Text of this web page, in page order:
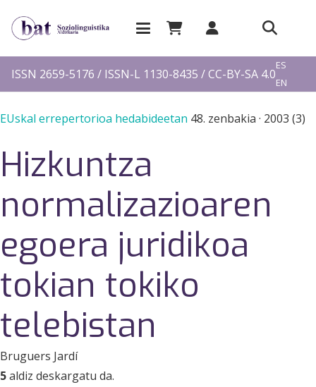
ISSN 2659-5176 / ISSN-L 1130-8435 / CC-BY-SA 4.0
ES
EN
EUskal errepertorioa hedabideetan 48. zenbakia · 2003 (3)
Hizkuntza
normalizazioaren
egoera juridikoa
tokian tokiko
telebistan
Bruguers Jardí
5aldiz deskargatu da.